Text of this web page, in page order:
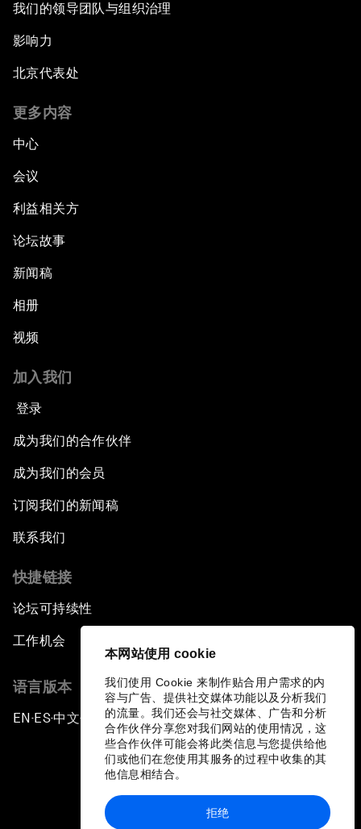
本网站使用 cookie
我们使用 Cookie 来制作贴合用户需求的内
容与广告、提供社交媒体功能以及分析我们
的流量。我们还会与社交媒体、广告和分析
合作伙伴分享您对我们网站的使用情况，这
些合作伙伴可能会将此类信息与您提供给他
们或他们在您使用其服务的过程中收集的其
他信息相结合。
拒绝
我们的领导团队与组织治理
影响力
北京代表处
更多内容
中心
会议
利益相关方
论坛故事
新闻稿
相册
视频
加入我们
登录
成为我们的合作伙伴
成为我们的会员
订阅我们的新闻稿
联系我们
快捷链接
论坛可持续性
工作机会
语言版本
EN ▪ ES▪中文▪ 日本語